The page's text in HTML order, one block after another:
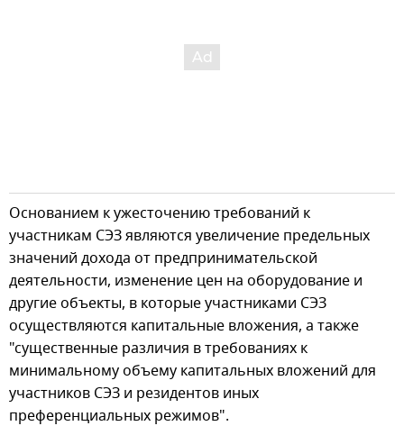
Основанием к ужесточению требований к
участникам СЭЗ являются увеличение предельных
значений дохода от предпринимательской
деятельности, изменение цен на оборудование и
другие объекты, в которые участниками СЭЗ
осуществляются капитальные вложения, а также
"существенные различия в требованиях к
минимальному объему капитальных вложений для
участников СЭЗ и резидентов иных
преференциальных режимов".